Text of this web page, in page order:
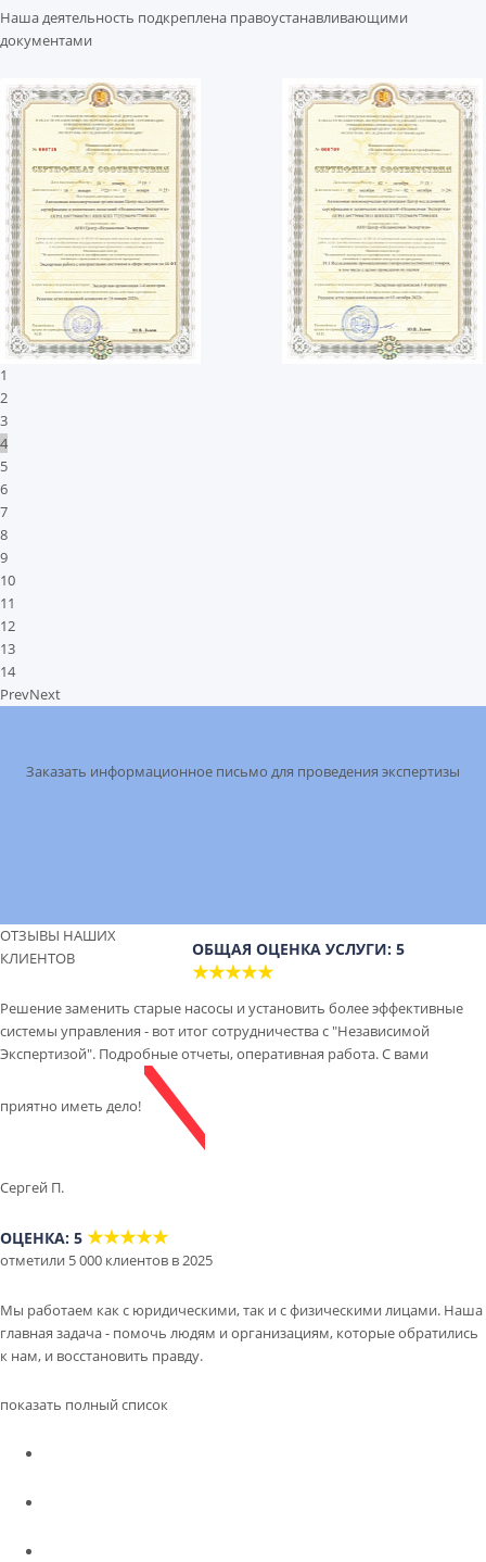
Наша деятельность подкреплена правоустанавливающими
документами
1
2
3
4
5
6
7
8
9
10
11
12
13
14
PrevNext
Заказать информационное письмо для проведения экспертизы
ОТЗЫВЫ НАШИХ
КЛИЕНТОВ
ОБЩАЯ ОЦЕНКА УСЛУГИ: 5
★★★★★
Решение заменить старые насосы и установить более эффективные
системы управления - вот итог сотрудничества с "Независимой
Экспертизой". Подробные отчеты, оперативная работа. С вами
приятно иметь дело!
Сергей П.
ОЦЕНКА: 5 ★★★★★
отметили 5 000 клиентов в 2025
Мы работаем как с юридическими, так и с физическими лицами. Наша
главная задача - помочь людям и организациям, которые обратились
к нам, и восстановить правду.
показать полный список